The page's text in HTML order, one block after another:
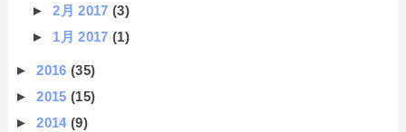
►2月 2017 (3)
► 1月 2017 (1)
►2016(35)
►2015(15)
►2014(9)